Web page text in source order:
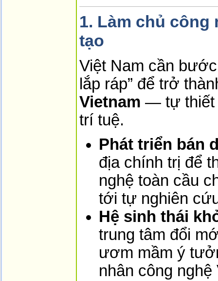
1. Làm chủ công
tạo
Việt Nam cần
lắp ráp” để trở
Vietnam — tự thiết
trí tuệ.
Phát triển bán
địa chính trị để
nghệ toàn cầu
tới tự nghiên
Hệ sinh thái
trung tâm đổi
ươm mầm ý
nhân công nghệ